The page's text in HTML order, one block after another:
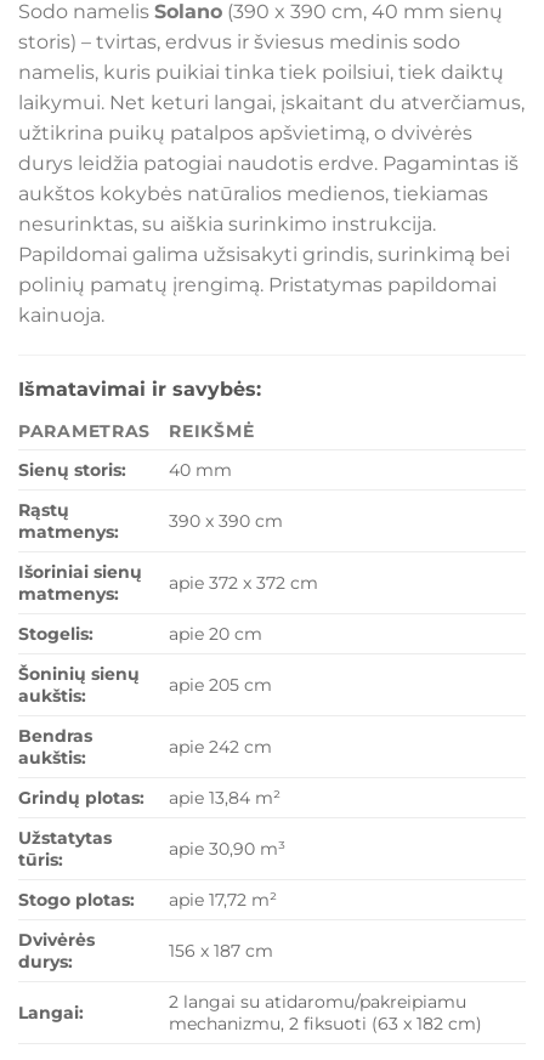
Sodo namelis Solano (390 x 390 cm, 40 mm sienų
storis) – tvirtas, erdvus ir šviesus medinis sodo
namelis, kuris puikiai tinka tiek poilsiui, tiek daiktų
laikymui. Net keturi langai, įskaitant du atverčiamus,
užtikrina puikų patalpos apšvietimą, o dvivėrės
durys leidžia patogiai naudotis erdve. Pagamintas iš
aukštos kokybės natūralios medienos, tiekiamas
nesurinktas, su aiškia surinkimo instrukcija.
Papildomai galima užsisakyti grindis, surinkimą bei
polinių pamatų įrengimą. Pristatymas papildomai
kainuoja.
Išmatavimai ir savybės:
PARAMETRAS
REIKŠMĖ
Sienų storis:
40 mm
Rąstų
matmenys:
390 x 390 cm
Išoriniai sienų
matmenys:
apie 372 x 372 cm
Stogelis:
apie 20 cm
Šoninių sienų
aukštis:
apie 205 cm
Bendras
aukštis:
apie 242 cm
Grindų plotas:
apie 13,84 m²
Užstatytas
tūris:
apie 30,90 m³
Stogo plotas:
apie 17,72 m²
Dvivėrės
durys:
156 x 187 cm
Langai:
2 langai su atidaromu/pakreipiamu
mechanizmu, 2 fiksuoti (63 x 182 cm)